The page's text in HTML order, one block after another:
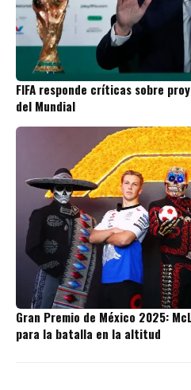
FIFA responde críticas sobre
del Mundial
Gran Premio de México 2025:
para la batalla en la altitud